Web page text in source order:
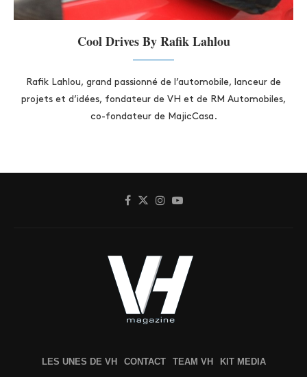
Cool Drives By Rafik Lahlou
Rafik Lahlou, grand passionné de l’automobile, lanceur de
projets et d’idées, fondateur de VH et de RM Automobiles,
co-fondateur de MajicCasa.
LES UNES DE VH CONTACT TEAM VH KIT MEDIA